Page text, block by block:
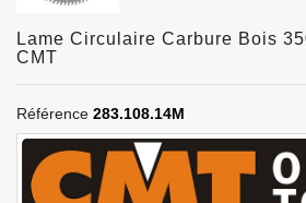
Lame Circulaire Carbure Bois
CMT
Référence 283.108.14M